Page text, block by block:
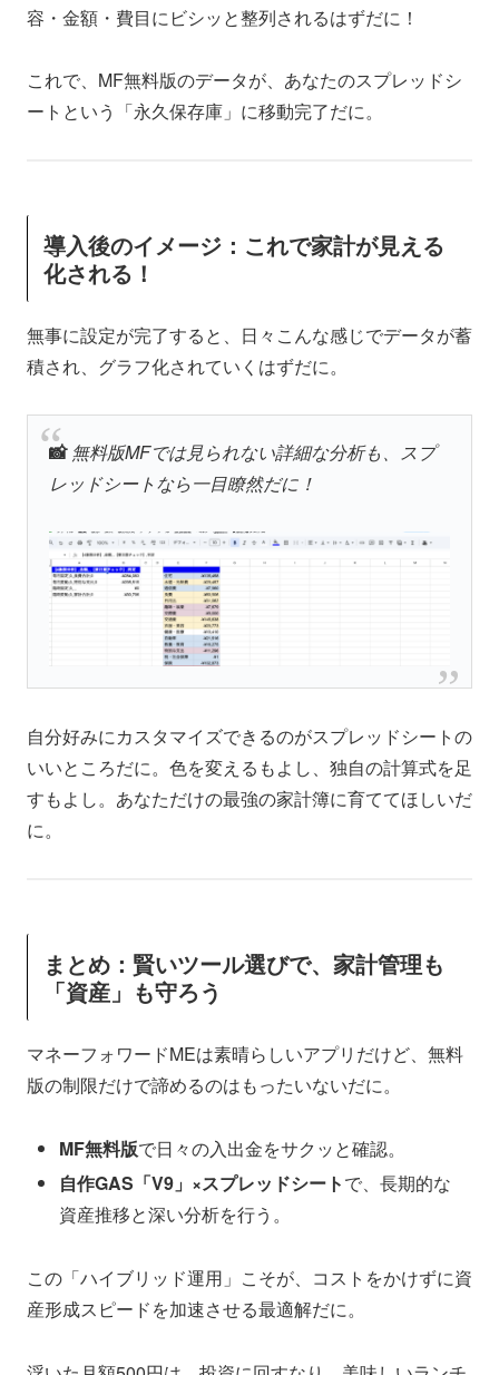
容・金額・費目にビシッと整列されるはずだに！
これで、MF無料版のデータが、あなたのスプレッドシ
ートという「永久保存庫」に移動完了だに。
導入後のイメージ：これで家計が見える
化される！
無事に設定が完了すると、日々こんな感じでデータが蓄
積され、グラフ化されていくはずだに。
📸無料版MFでは見られない詳細な分析も、スプ
レッドシートなら一目瞭然だに！
自分好みにカスタマイズできるのがスプレッドシートの
いいところだに。色を変えるもよし、独自の計算式を足
すもよし。あなただけの最強の家計簿に育ててほしいだ
に。
まとめ：賢いツール選びで、家計管理も
「資産」も守ろう
マネーフォワードMEは素晴らしいアプリだけど、無料
版の制限だけで諦めるのはもったいないだに。
MF無料版で日々の入出金をサクッと確認。
自作GAS「V9」×スプレッドシートで、長期的な
資産推移と深い分析を行う。
この「ハイブリッド運用」こそが、コストをかけずに資
産形成スピードを加速させる最適解だに。